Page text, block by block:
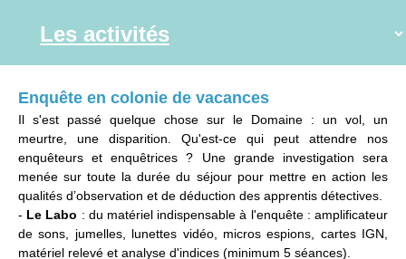
Enquête en colonie de vacances
Il s'est passé quelque chose sur le Domaine : un vol, un
meurtre, une disparition. Qu'est-ce qui peut attendre nos
enquêteurs et enquêtrices ? Une grande investigation sera
menée sur toute la durée du séjour pour mettre en action les
qualités d’observation et de déduction des apprentis détectives.
- Le Labo : du matériel indispensable à l'enquête : amplificateur
de sons, jumelles, lunettes vidéo, micros espions, cartes IGN,
matériel relevé et analyse d'indices (minimum 5 séances).